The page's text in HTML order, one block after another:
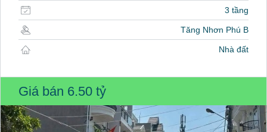
3 tầng
Tăng Nhơn Phú B
Nhà đất
Giá bán 6.50 tỷ